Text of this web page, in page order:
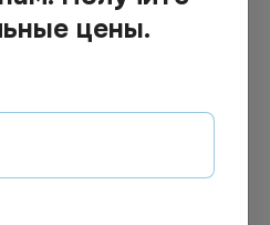
Арт.02340
Под заказ
цены.